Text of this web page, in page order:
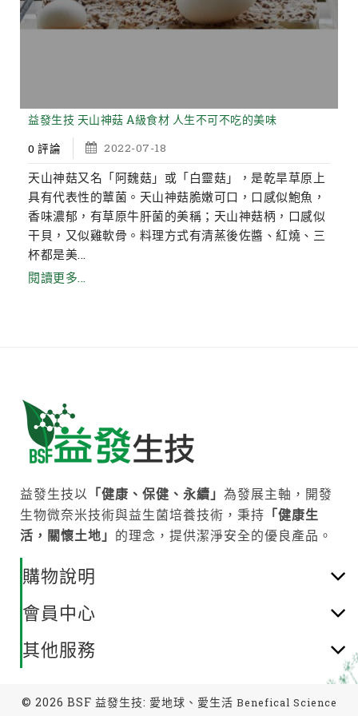
益發生技 天山神菇 A級食材 人生不可不吃的美味
0 評論 2022-07-18
天山神菇又名「阿魏菇」或「白靈菇」，是乾旱草原上
具有代表性的蕈菌。天山神菇脆嫩可口，口感似鮑魚，
香味濃郁，有草原牛肝菌的美稱；天山神菇柄，口感似
干貝，又似雞軟骨。料理方式有清蒸後佐醬、紅燒、三
杯都是美...
閱讀更多...
益發生技以 「健康、保健、永續」 為發展主軸，開發
生物微奈米技術與益生菌培養技術，秉持 「健康生
活，關懷土地」 的理念，提供潔淨安全的優良產品。
購物說明
會員中心
其他服務
© 2026 BSF 益發生技: 愛地球、愛生活 Benefical Science